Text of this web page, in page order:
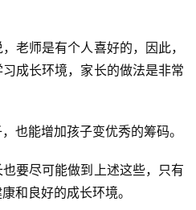
老师是有个人喜好的，因此，
成长环境，家长的做法是非常
也能增加孩子变优秀的筹码。
要尽可能做到上述这些，只有
和良好的成长环境。